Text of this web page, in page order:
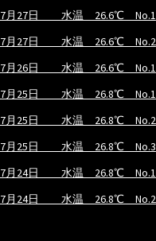
7月27日 水温 26.6℃ No.1
7月27日 水温 26.6℃ No.2
7月26日 水温 26.6℃ No.1
7月25日 水温 26.8℃ No.1
7月25日 水温 26.8℃ No.2
7月25日 水温 26.8℃ No.3
7月24日 水温 26.8℃ No.1
7月24日 水温 26.8℃ No.2